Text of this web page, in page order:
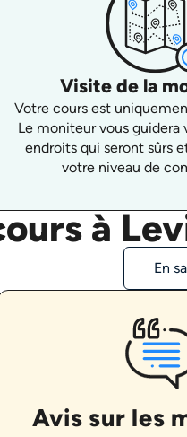
Visite de la
Votre cours est
Le moniteur vous guidera
endroits qui seront sûrs
votre niveau de
à
En
Avis sur les